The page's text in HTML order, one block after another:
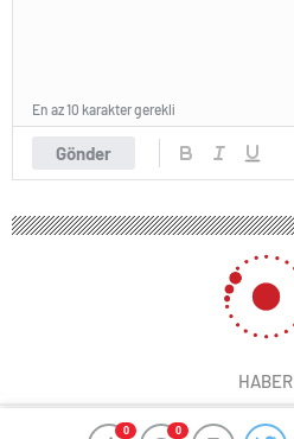
0 0
Gönder
En az 10 karakter gerekli
HABER